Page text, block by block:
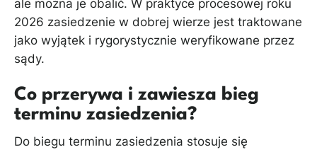
ale można je obalić. W praktyce procesowej roku
2026 zasiedzenie w dobrej wierze jest traktowane
jako wyjątek i rygorystycznie weryfikowane przez
sądy.
Co przerywa i zawiesza bieg
terminu zasiedzenia?
Do biegu terminu zasiedzenia stosuje się